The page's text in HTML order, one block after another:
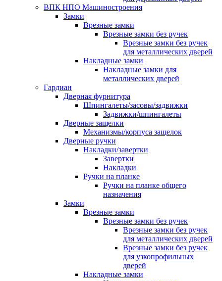
ВПК НПО Машиностроения
Замки
Врезные замки
Врезные замки без ручек
Врезные замки без ручек
для металлических дверей
Накладные замки
Накладные замки для
металлических дверей
Гардиан
Дверная фурнитура
Шпингалеты/засовы/задвижки
Задвижки/шпингалеты
Дверные защелки
Механизмы/корпуса защелок
Дверные ручки
Накладки/завертки
Завертки
Накладки
Ручки на планке
Ручки на планке общего
назначения
Замки
Врезные замки
Врезные замки без ручек
Врезные замки без ручек
для металлических дверей
Врезные замки без ручек
для узкопрофильных
дверей
Накладные замки